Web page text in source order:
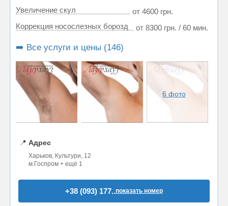
Увеличение скул
от 4600 грн.
Коррекция носослезных борозд
от 8300 грн. / 60 мин.
➡️ Все услуги и цены (146)
6 фото
📍 Адрес
Харьков, Культури, 12
м.Госпром + ещё 1
+38 (093) 177..показать номер